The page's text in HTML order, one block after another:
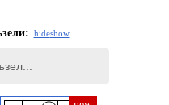
hideshow